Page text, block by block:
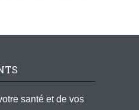
santé et de vos